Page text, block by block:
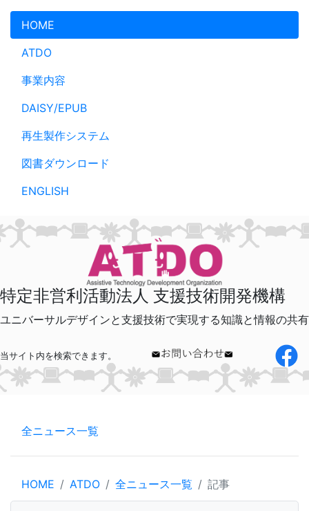
メインコンテンツへスキップ
HOME
ATDO
事業内容
DAISY/EPUB
再生製作システム
図書ダウンロード
ENGLISH
特定非営利活動法人 支援技術開発機構
ユニバーサルデザインと支援技術で実現する知識と情報の共有
当サイト内を検索できます。
全ニュース一覧
HOME ATDO 全ニュース一覧 記事